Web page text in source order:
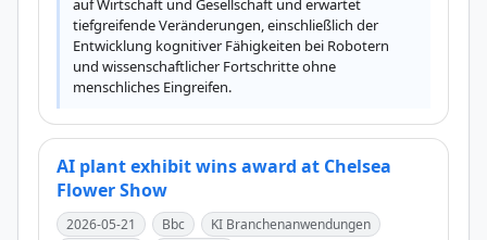
auf Wirtschaft und Gesellschaft und erwartet
tiefgreifende Veränderungen, einschließlich der
Entwicklung kognitiver Fähigkeiten bei Robotern
und wissenschaftlicher Fortschritte ohne
menschliches Eingreifen.
AI plant exhibit wins award at Chelsea
Flower Show
2026-05-21 Bbc
KI Branchenanwendungen